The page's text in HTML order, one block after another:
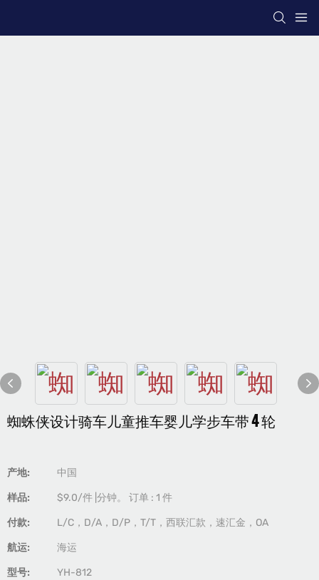
蜘蛛侠设计骑车儿童推车婴儿学步车带 4 轮
产地: 中国
样品: $9.0/件 |分钟。 订单 : 1 件
付款: L/C，D/A，D/P，T/T，西联汇款，速汇金，OA
航运: 海运
型号: YH-812